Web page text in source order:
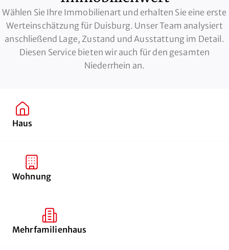
Wählen Sie Ihre Immobilienart und erhalten Sie eine erste
Werteinschätzung für Duisburg. Unser Team analysiert
anschließend Lage, Zustand und Ausstattung im Detail.
Diesen Service bieten wir auch für den gesamten
Niederrhein an.
Haus
Wohnung
Mehrfamilienhaus